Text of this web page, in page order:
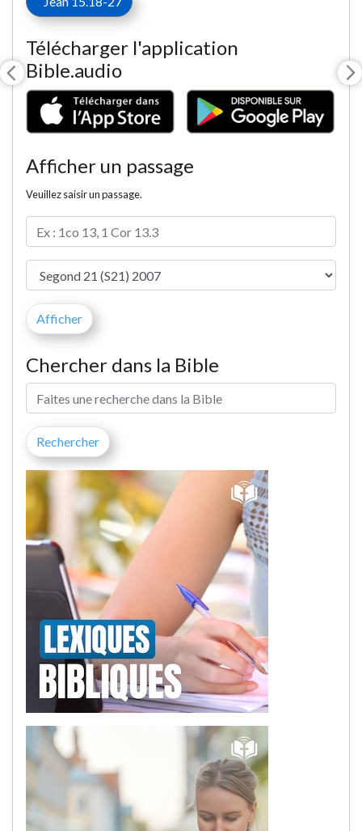
Télécharger l'application
Bible.audio
Afficher un passage
Veuillez saisir un passage.
Chercher dans la Bible